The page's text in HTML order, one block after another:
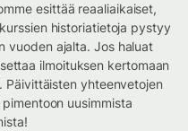
esittää reaaliaikaiset,
historiatietoja pystyy
vuoden ajalta. Jos haluat
ilmoituksen kertomaan
Päivittäisten yhteenvetojen
uusimmista